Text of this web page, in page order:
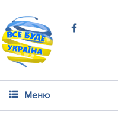
Меню